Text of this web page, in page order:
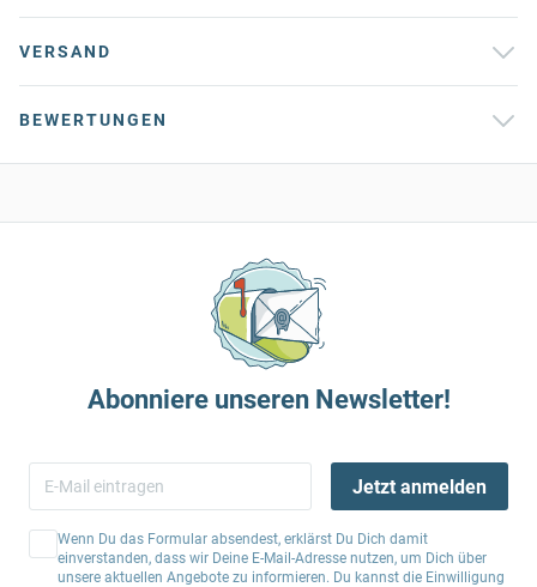
VERSAND
BEWERTUNGEN
Abonniere unseren Newsletter!
Jetzt anmelden
Wenn Du das Formular absendest, erklärst Du Dich damit
einverstanden, dass wir Deine E-Mail-Adresse nutzen, um Dich über
unsere aktuellen Angebote zu informieren. Du kannst die Einwilligung